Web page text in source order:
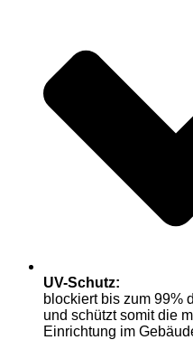
UV-Schutz:
blockiert bis zum 99%
und schützt somit die
Einrichtung im